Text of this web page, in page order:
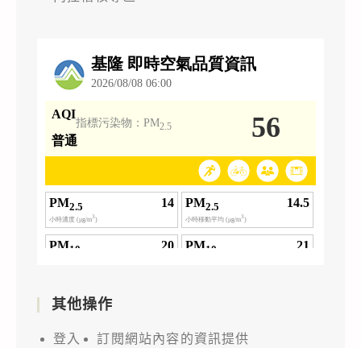
其他操作
登入
訂閱網站內容的資訊提供